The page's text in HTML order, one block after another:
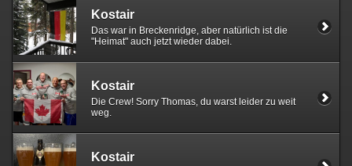
Kostair
Das war in Breckenridge, aber natürlich ist die
"Heimat" auch jetzt wieder dabei.
Kostair
Die Crew! Sorry Thomas, du warst leider zu weit
weg.
Kostair